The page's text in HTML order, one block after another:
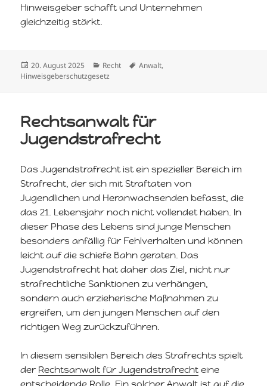
Hinweisgeber schafft und Unternehmen
gleichzeitig stärkt.
Veröffentlicht
am
20. August 2025 Kategorien
Recht Schlagwörter
Anwalt,
Hinweisgeberschutzgesetz
Rechtsanwalt für
Jugendstrafrecht
Das Jugendstrafrecht ist ein spezieller Bereich im
Strafrecht, der sich mit Straftaten von
Jugendlichen und Heranwachsenden befasst, die
das 21. Lebensjahr noch nicht vollendet haben. In
dieser Phase des Lebens sind junge Menschen
besonders anfällig für Fehlverhalten und können
leicht auf die schiefe Bahn geraten. Das
Jugendstrafrecht hat daher das Ziel, nicht nur
strafrechtliche Sanktionen zu verhängen,
sondern auch erzieherische Maßnahmen zu
ergreifen, um den jungen Menschen auf den
richtigen Weg zurückzuführen.
In diesem sensiblen Bereich des Strafrechts spielt
der Rechtsanwalt für Jugendstrafrecht eine
entscheidende Rolle. Ein solcher Anwalt ist auf die